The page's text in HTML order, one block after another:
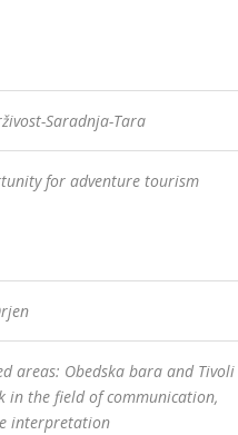
Saradnja-Tara
for adventure tourism
areas: Obedska bara and Tivoli
in the field of communication,
interpretation